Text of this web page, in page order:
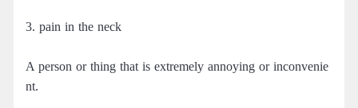
3. pain in the neck
A person or thing that is extremely annoying or inconvenie
nt.